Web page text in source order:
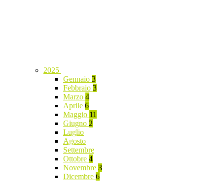
2025
Gennaio 3
Febbraio 3
Marzo 4
Aprile 6
Maggio 11
Giugno 2
Luglio
Agosto
Settembre
Ottobre 4
Novembre 3
Dicembre 6